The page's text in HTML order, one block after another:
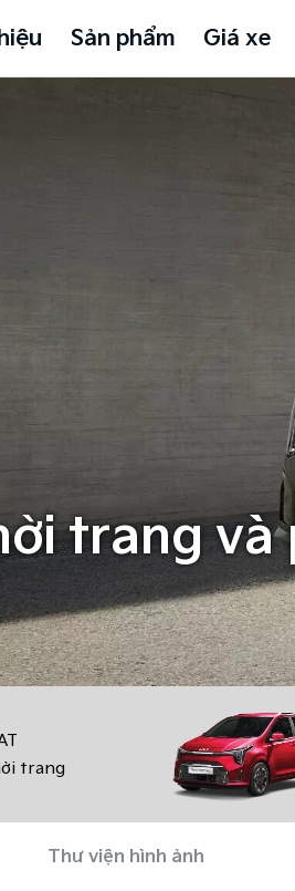
Sản phẩm Giá xe
trang và
trang
Thư viện hình ảnh